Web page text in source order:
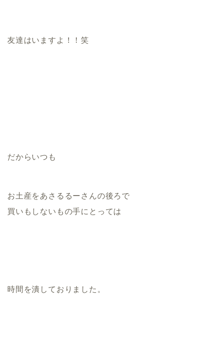
友達はいますよ！！笑
だからいつも
お土産をあさるるーさんの後ろで
買いもしないもの手にとっては
時間を潰しておりました。